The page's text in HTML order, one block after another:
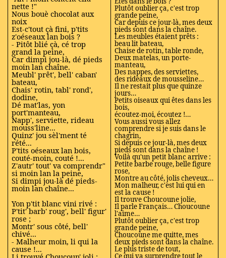
nette !"
Nous bouè chocolat aux
noix
Est-c'tout çà fini, p'tits
z'oéseaux lan bois ?
- Pitôt blié çà, cé trop
grand la peine,
Car dimpi jou-là, dé pieds
moin lan chaîne.
Meubl' prêt', bell' caban'
bateau,
Chais' rotin, tabl' rond',
dodine,
Dé mat'las, yon
port'manteau,
Napp', serviette, rideau
mouss'line...
Quinz' jou sèl'ment té
rété...
P'tits oéseaux lan bois,
couté-moin, couté !...
Z'autr' tout' va comprendr"
si moin lan la peine,
Si dimpi jou-là dé pieds-
moin lan chaîne...
Yon p'tit blanc vini rivé :
P'tit' barb' roug', bell' figur'
rose ;
Montr' sous côté, bell'
chivé...
- Malheur moin, li qui la
cause !...
Plutôt oublier ça, c'est trop
grande peine,
Car depuis ce jour-là, mes deux
pieds sont dans la chaîne.
Les meubles étaient prêts :
beau lit bateau,
Chaise de rotin, table ronde,
Deux matelas, un porte-
manteau,
Des nappes, des serviettes,
des rideaux de mousseline…
Il ne restait plus que quinze
jours…
Petits oiseaux qui êtes dans les
bois,
écoutez-moi, écoutez !…
Vous aussi vous allez
comprendre si je suis dans le
chagrin,
Si depuis ce jour-là, mes deux
pieds sont dans la chaîne !
Voilà qu'un petit blanc arrive :
Petite barbe rouge, belle figure
rose,
Montre au côté, jolis cheveux…
Mon malheur, c'est lui qui en
est la cause !
Il trouve Choucoune jolie,
Il parle Français… Choucoune
l'aime…
Plutôt oublier ça, c'est trop
grande peine,
Choucoune me quitte, mes
deux pieds sont dans la chaîne.
Le plus triste de tout,
Ce qui va surprendre tout le